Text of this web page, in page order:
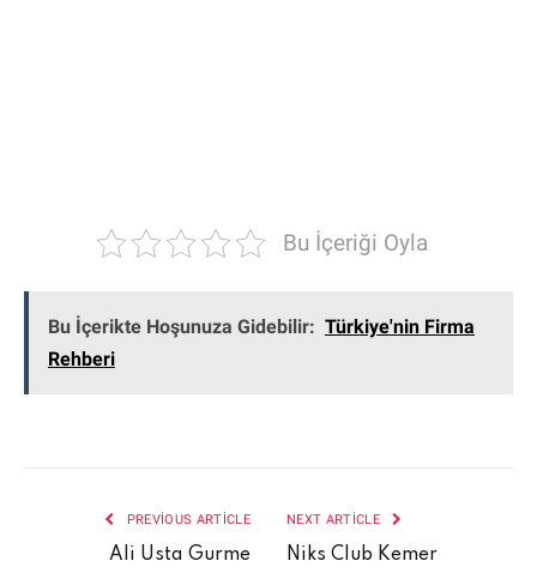
Bu İçeriği Oyla
Bu İçerikte Hoşunuza Gidebilir: Türkiye'nin Firma
Rehberi
PREVIOUS ARTICLE
Ali Usta Gurme
NEXT ARTICLE
Niks Club Kemer